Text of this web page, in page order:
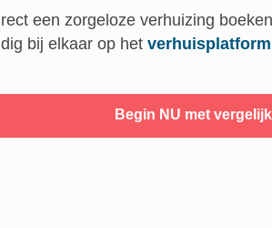
een zorgeloze verhuizing
bij elkaar op het
Begin NU met